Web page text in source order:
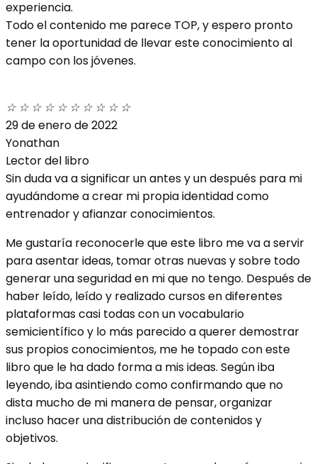
experiencia.
Todo el contenido me parece TOP, y espero pronto
tener la oportunidad de llevar este conocimiento al
campo con los jóvenes.
☆ ☆ ☆ ☆ ☆ ☆ ☆ ☆ ☆ ☆
29 de enero de 2022
Yonathan
Lector del libro
Sin duda va a significar un antes y un después para mi
ayudándome a crear mi propia identidad como
entrenador y afianzar conocimientos.
Me gustaría reconocerle que este libro me va a servir
para asentar ideas, tomar otras nuevas y sobre todo
generar una seguridad en mi que no tengo. Después de
haber leído, leído y realizado cursos en diferentes
plataformas casi todas con un vocabulario
semicientífico y lo más parecido a querer demostrar
sus propios conocimientos, me he topado con este
libro que le ha dado forma a mis ideas. Según iba
leyendo, iba asintiendo como confirmando que no
dista mucho de mi manera de pensar, organizar
incluso hacer una distribución de contenidos y
objetivos.